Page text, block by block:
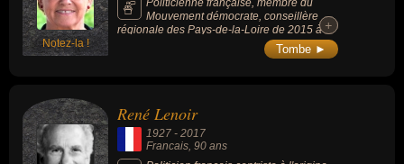
Notez-la !
Politicienne française, membre du
Mouvement démocrate, conseillère
régionale des Pays-de-la-Loire de 2015 à
2018 et députée de 2017 à sa démission,
+
+
Tombe ►
René Lenoir
1927 - 2017
Francais , 90 ans